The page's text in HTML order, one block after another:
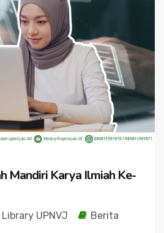
Mandiri Karya Ilmiah Ke-
Library UPNVJ Berita